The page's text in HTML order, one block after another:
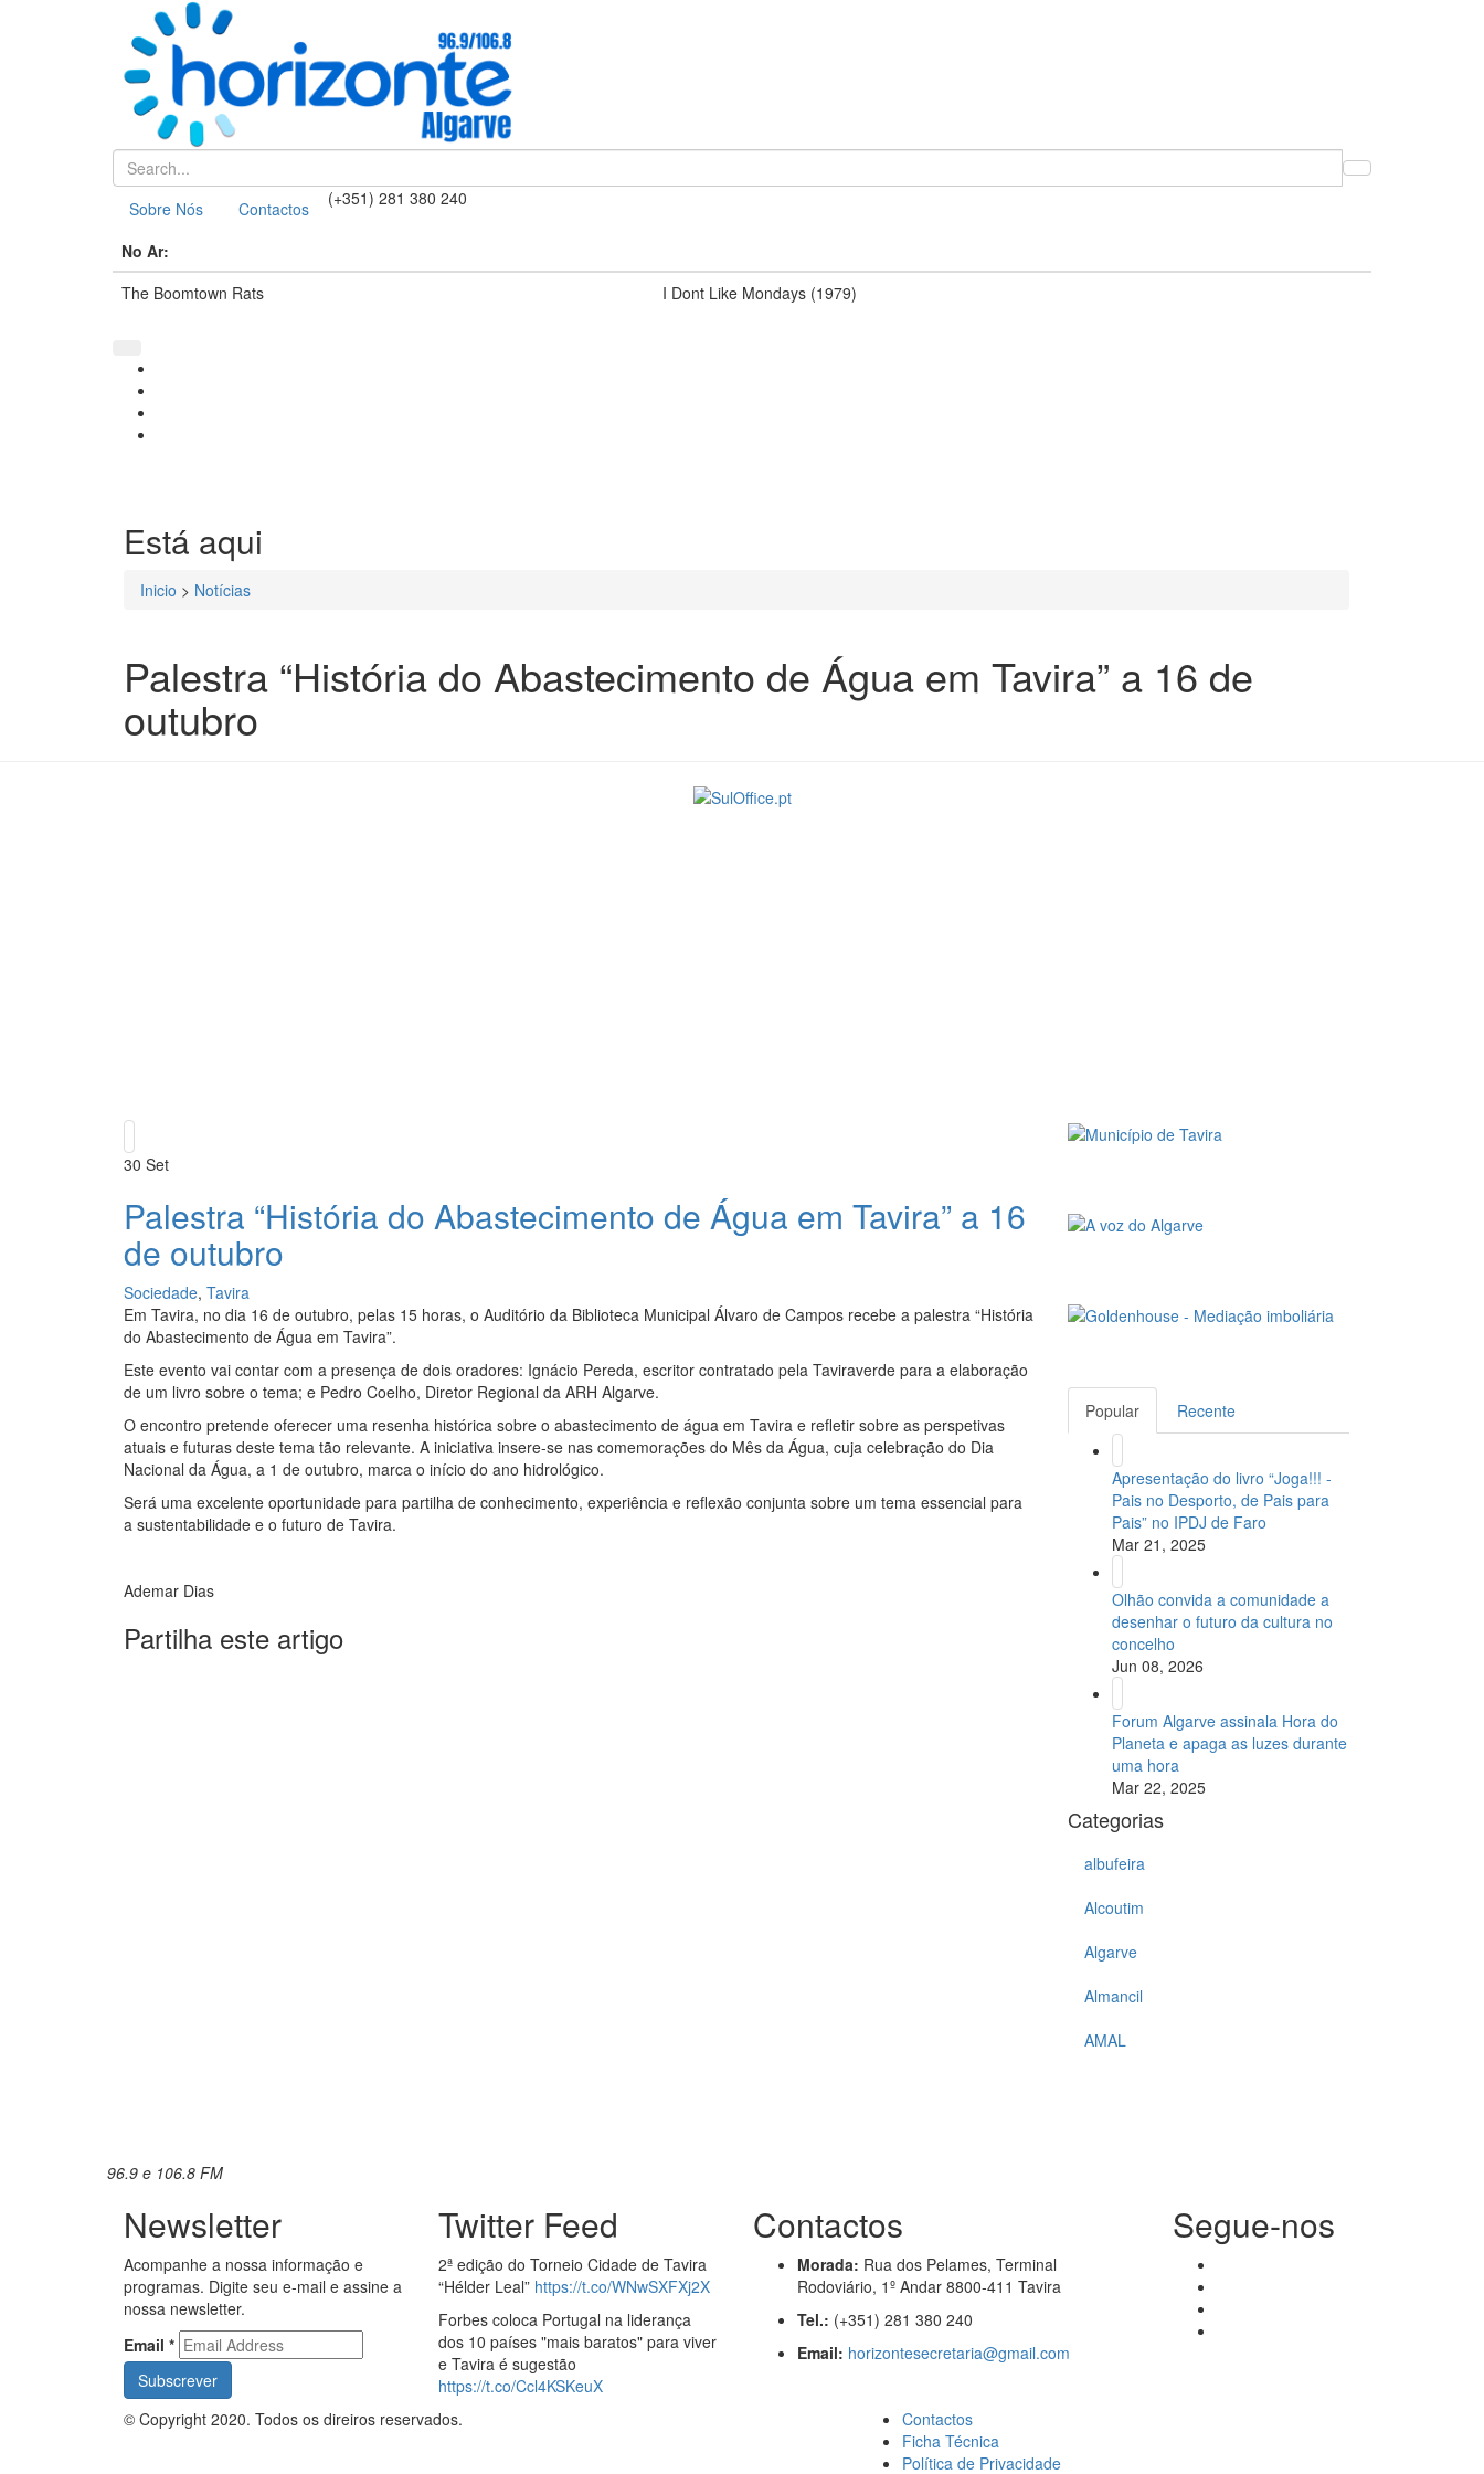
Sobre Nós Contactos (+351) 281 380 240
No Ar:
The Boomtown Rats
I Dont Like Mondays (1979)
Está aqui
Inicio > Notícias
Palestra “História do Abastecimento de Água em Tavira” a 16 de
outubro
30 Set
Palestra “História do Abastecimento de Água em Tavira” a 16
de outubro
Sociedade, Tavira
Em Tavira, no dia 16 de outubro, pelas 15 horas, o Auditório da Biblioteca Municipal Álvaro de Campos recebe a palestra “História
do Abastecimento de Água em Tavira”.
Este evento vai contar com a presença de dois oradores: Ignácio Pereda, escritor contratado pela Taviraverde para a elaboração
de um livro sobre o tema; e Pedro Coelho, Diretor Regional da ARH Algarve.
O encontro pretende oferecer uma resenha histórica sobre o abastecimento de água em Tavira e refletir sobre as perspetivas
atuais e futuras deste tema tão relevante. A iniciativa insere-se nas comemorações do Mês da Água, cuja celebração do Dia
Nacional da Água, a 1 de outubro, marca o início do ano hidrológico.
Será uma excelente oportunidade para partilha de conhecimento, experiência e reflexão conjunta sobre um tema essencial para
a sustentabilidade e o futuro de Tavira.
Ademar Dias
Partilha este artigo
Popular Recente
Apresentação do livro “Joga!!! -
Pais no Desporto, de Pais para
Pais” no IPDJ de Faro
Mar 21, 2025
Olhão convida a comunidade a
desenhar o futuro da cultura no
concelho
Jun 08, 2026
Forum Algarve assinala Hora do
Planeta e apaga as luzes durante
uma hora
Mar 22, 2025
Categorias
albufeira
Alcoutim
Algarve
Almancil
AMAL
96.9 e 106.8 FM
Newsletter
Acompanhe a nossa informação e
programas. Digite seu e-mail e assine a
nossa newsletter.
Email *
Twitter Feed
2ª edição do Torneio Cidade de Tavira
“Hélder Leal” https://t.co/WNwSXFXj2X
Forbes coloca Portugal na liderança
dos 10 países "mais baratos" para viver
e Tavira é sugestão
https://t.co/Ccl4KSKeuX
Contactos
Morada: Rua dos Pelames, Terminal
Rodoviário, 1º Andar 8800-411 Tavira
Tel.: (+351) 281 380 240
Email: horizontesecretaria@gmail.com
Segue-nos
© Copyright 2020. Todos os direiros reservados.
Contactos
Ficha Técnica
Política de Privacidade